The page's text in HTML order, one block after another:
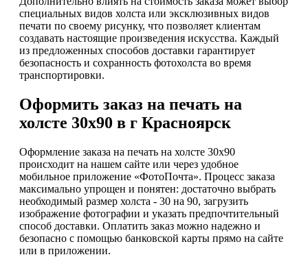
специальных видов холста или эксклюзивных видов
печати по своему рисунку, что позволяет клиентам
создавать настоящие произведения искусства. Каждый
из предложенных способов доставки гарантирует
безопасность и сохранность фотохолста во время
транспортировки.
Оформить заказ на печать на
холсте 30х90 в г Красноярск
Оформление заказа на печать на холсте 30х90
происходит на нашем сайте или через удобное
мобильное приложение «ФотоПочта». Процесс заказа
максимально упрощен и понятен: достаточно выбрать
необходимый размер холста - 30 на 90, загрузить
изображение фотографии и указать предпочтительный
способ доставки. Оплатить заказ можно надежно и
безопасно с помощью банковской карты прямо на сайте
или в приложении.